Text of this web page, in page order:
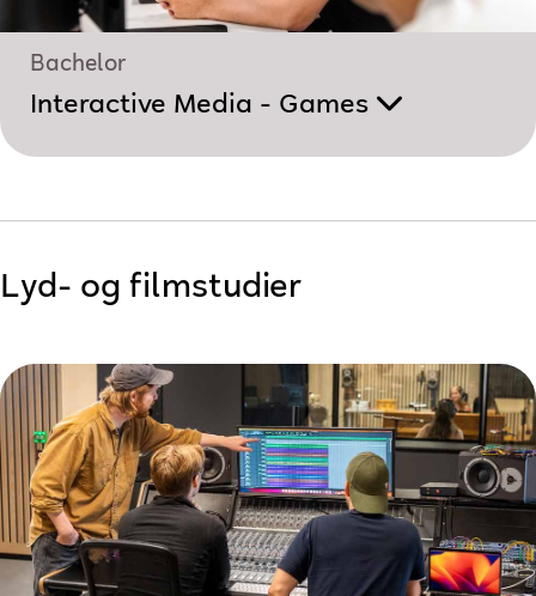
Bachelor
Interactive Media - Games
Lyd- og filmstudier